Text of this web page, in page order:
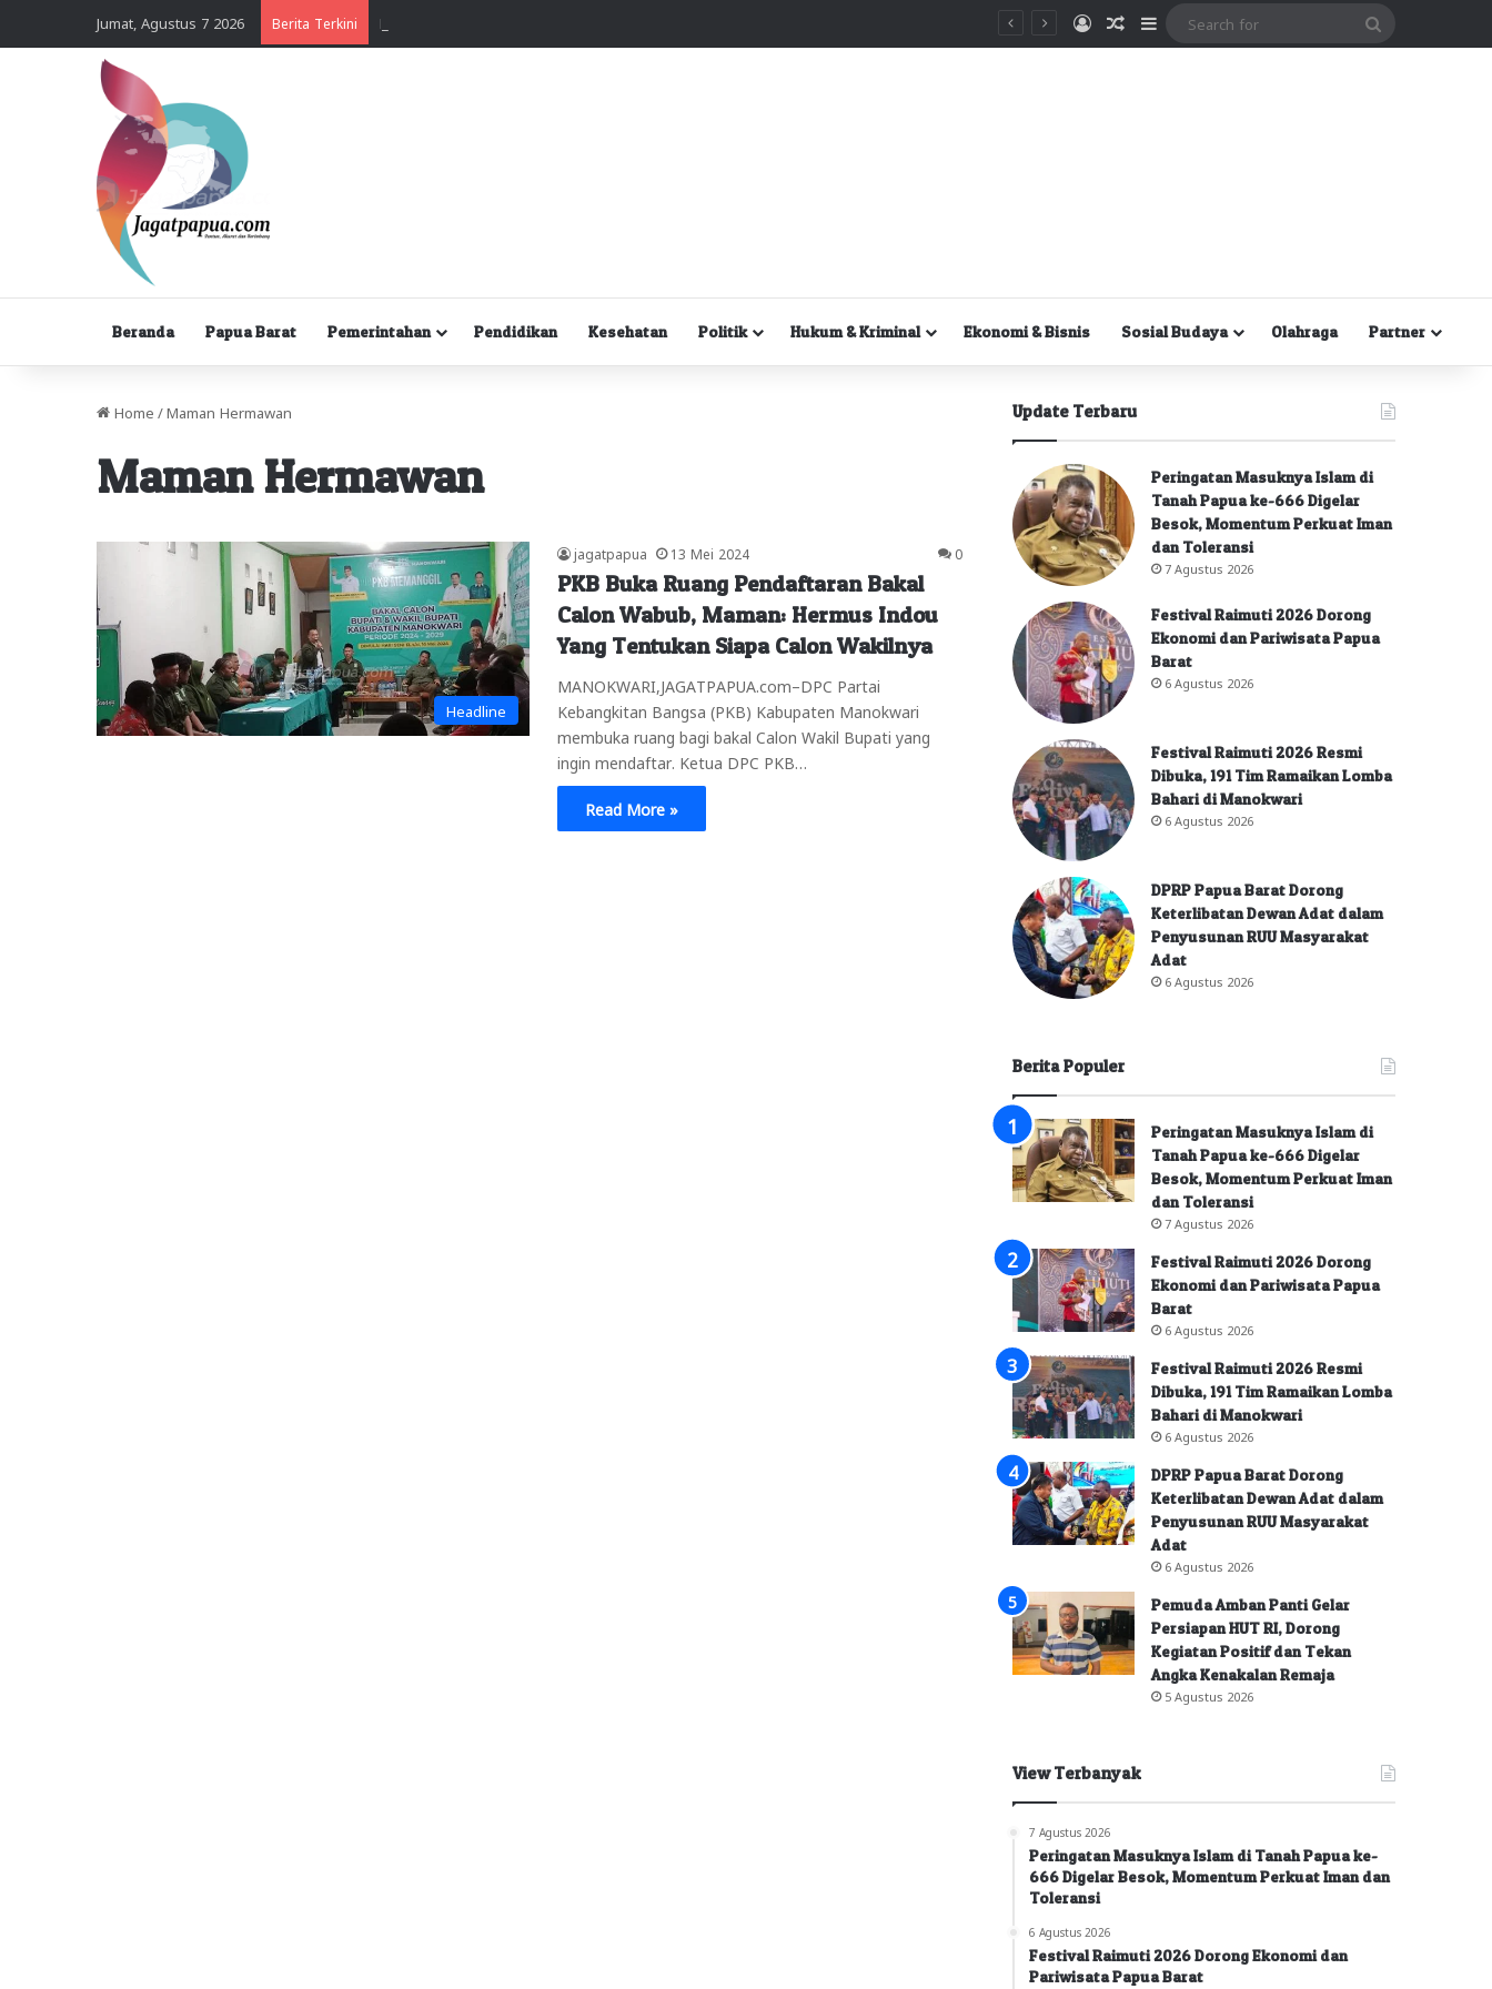
Jumat, Agustus 7 2026 Berita Terkini MasukRandom Article
Sidebar
Beranda Papua Barat Pemerintahan Pendidikan Kesehatan Politik Hukum & Kriminal Ekonomi & Bisnis Sosial Budaya Olahraga Partner
Home / Maman Hermawan
Maman Hermawan
Headline
jagatpapua 13 Mei 2024 0
PKB Buka Ruang Pendaftaran Bakal
Calon Wabub, Maman: Hermus Indou
Yang Tentukan Siapa Calon Wakilnya
MANOKWARI,JAGATPAPUA.com–DPC Partai
Kebangkitan Bangsa (PKB) Kabupaten Manokwari
membuka ruang bagi bakal Calon Wakil Bupati yang
ingin mendaftar. Ketua DPC PKB…
Read More »
Update Terbaru
Peringatan Masuknya Islam di
Tanah Papua ke-666 Digelar
Besok, Momentum Perkuat Iman
dan Toleransi
7 Agustus 2026
Festival Raimuti 2026 Dorong
Ekonomi dan Pariwisata Papua
Barat
6 Agustus 2026
Festival Raimuti 2026 Resmi
Dibuka, 191 Tim Ramaikan Lomba
Bahari di Manokwari
6 Agustus 2026
DPRP Papua Barat Dorong
Keterlibatan Dewan Adat dalam
Penyusunan RUU Masyarakat
Adat
6 Agustus 2026
Berita Populer
Peringatan Masuknya Islam di
Tanah Papua ke-666 Digelar
Besok, Momentum Perkuat Iman
dan Toleransi
7 Agustus 2026
Festival Raimuti 2026 Dorong
Ekonomi dan Pariwisata Papua
Barat
6 Agustus 2026
Festival Raimuti 2026 Resmi
Dibuka, 191 Tim Ramaikan Lomba
Bahari di Manokwari
6 Agustus 2026
DPRP Papua Barat Dorong
Keterlibatan Dewan Adat dalam
Penyusunan RUU Masyarakat
Adat
6 Agustus 2026
Pemuda Amban Panti Gelar
Persiapan HUT RI, Dorong
Kegiatan Positif dan Tekan
Angka Kenakalan Remaja
5 Agustus 2026
View Terbanyak
7 Agustus 2026
Peringatan Masuknya Islam di Tanah Papua ke-
666 Digelar Besok, Momentum Perkuat Iman dan
Toleransi
6 Agustus 2026
Festival Raimuti 2026 Dorong Ekonomi dan
Pariwisata Papua Barat